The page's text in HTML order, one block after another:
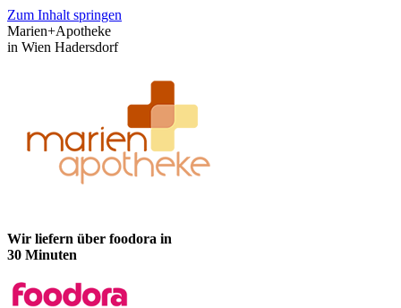
Zum Inhalt springen
Marien+Apotheke
in Wien Hadersdorf
Wir liefern über foodora in
30 Minuten